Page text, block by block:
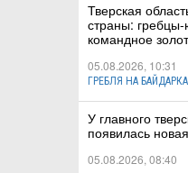
Тверская
страны:
командное
05.08.2026, 10:31
ГРЕБЛЯ НА
У главного
появилась
05.08.2026, 08:40